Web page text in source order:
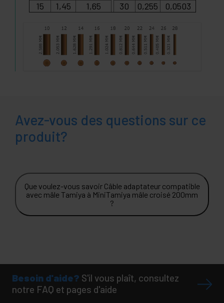
15
1,45 1,65 30 0,255 0,0503
Avez-vous des questions sur ce
produit?
Que voulez-vous savoir Câble adaptateur compatible
avec mâle Tamiya à MiniTamiya mâle croisé 200mm
?
Besoin d'aide? S'il vous plaît, consultez
notre FAQ et pages d'aide